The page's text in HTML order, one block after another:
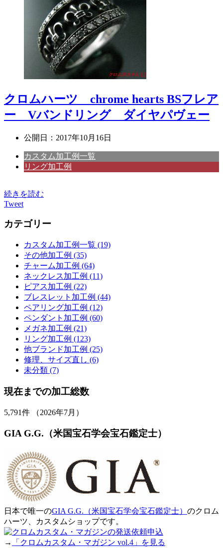
クロムハーツ chrome hearts BSフレア
ー Vバンドリング ダイヤパヴェー
公開日： 2017年10月16日
カスタム加工例一覧
リング加工例
続きを読む
Tweet
カテゴリー
カスタム加工例一覧 (19)
その他加工例 (35)
チャーム加工例 (64)
ネックレス加工例 (11)
ピアス加工例 (22)
ブレスレット加工例 (44)
ペアリング加工例 (12)
ペンダント加工例 (60)
メガネ加工例 (21)
リング加工例 (123)
他ブランド加工例 (25)
修理、サイズ直し (6)
未分類 (7)
現在までの加工総数
5,791件 （2026年7月）
GIA G.G.（米国宝石学会宝石鑑定士）
日本で唯一のGIA G.G.（米国宝石学会宝石鑑定士） のクロム
ハーツ、カスタムショップです。
→ 「クロムカスタム・マガジン vol.4」を見る